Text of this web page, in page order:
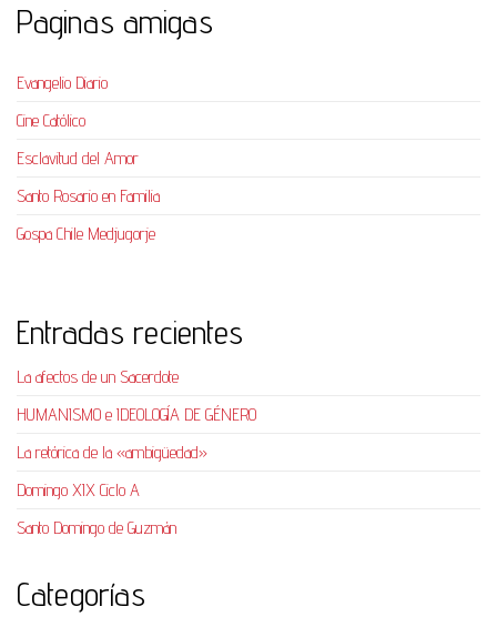
Paginas amigas
Evangelio Diario
Cine Católico
Esclavitud del Amor
Santo Rosario en Familia
Gospa Chile Medjugorje
Entradas recientes
La afectos de un Sacerdote
HUMANISMO e IDEOLOGÍA DE GÉNERO
La retórica de la «ambigüedad»
Domingo XIX Ciclo A
Santo Domingo de Guzmán
Categorías